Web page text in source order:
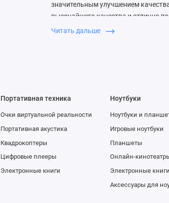
значительным улучшением
высочайшего качества и отлично
Переключаться между тремя
Благодаря тесной интеграции
камеры iPhone 11 Pro Max выводят
фундаментально меняет
изображения, поэтому вы сможете
Pixels, а передовое программное
слабом освещении и позволяет
как на улице, так и в помещении.
Читать дальше
Портативная техника
Очки виртуальной реальности
Портативная акустика
Квадрокоптеры
Цифровые плееры
Электронные книги
Ноутбуки
Ноутбуки и
Игровые ноутбуки
Планшеты
Онлайн-
Электронные книги
Аксессуары для